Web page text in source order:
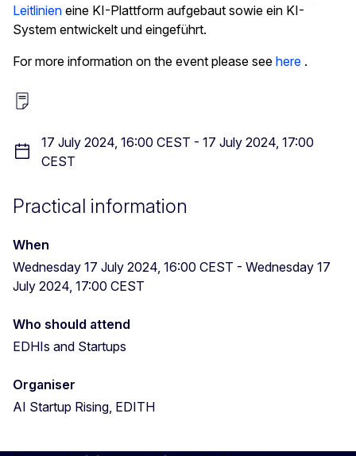
Leitlinien eine KI-Plattform aufgebaut sowie ein KI-
System entwickelt und eingeführt.
For more information on the event please see here .
17 July 2024, 16:00 CEST - 17 July 2024, 17:00
CEST
Practical information
When
Wednesday 17 July 2024, 16:00 CEST - Wednesday 17
July 2024, 17:00 CEST
Who should attend
EDHIs and Startups
Organiser
AI Startup Rising, EDITH